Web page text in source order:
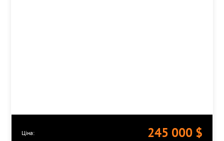
Лук'янівська
Ціна: 245 000 $